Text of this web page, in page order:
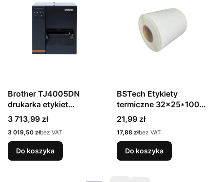
Brother TJ4005DN
drukarka etykiet
bezpośrednio termiczny
203 x 203 DPI 152 mm/s
Przewodowa
Przewodowa sieć LAN
Cena
3 713,99 zł
Cena
3 019,50 złbez VAT
Do koszyka
BSTech Etykiety
termiczne 32x25*1000
5 szt ZEBRA
Cena
21,99 zł
Cena
17,88 złbez VAT
Do koszyka